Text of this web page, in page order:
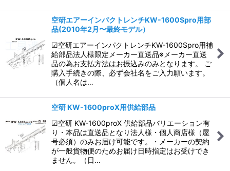
空研エアーインパクトレンチKW-1600Spro用部
品(2010年2月〜最終モデル）
☑空研エアーインパクトレンチKW-1600Spro用補
給部品法人様限定メーカー直送品※メーカー直送
品の為お支払方法はお振込みのみとなります。 ご
購入手続きの際、必ず会社名をご入力願います。
（個人名は…
空研 KW-1600proX用供給部品
☑空研 KW-1600proX 供給部品バリエーション有
り・本品は直送品となり法人様・個人商店様（屋
号必須）のみお届け可能です。・メーカーの契約
が一般貨物便のためお届け日時指定はお受けでき
ません。（日…